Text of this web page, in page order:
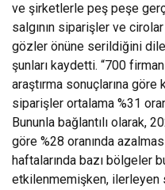
ve şirketlerle peş peşe
salgının siparişler ve
gözler önüne serildiğini dile
şunları kaydetti. “700
araştırma sonuçlarına
siparişler ortalama %31
Bununla bağlantılı olarak,
göre %28 oranında
haftalarında bazı bölgeler
etkilenmemişken,